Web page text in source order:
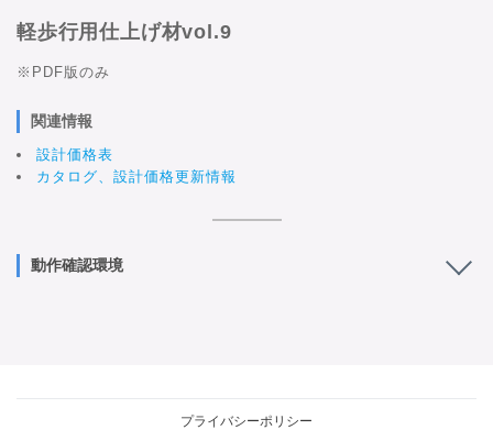
軽歩行用仕上げ材vol.9
※PDF版のみ
関連情報
設計価格表
カタログ、設計価格更新情報
動作確認環境
プライバシーポリシー